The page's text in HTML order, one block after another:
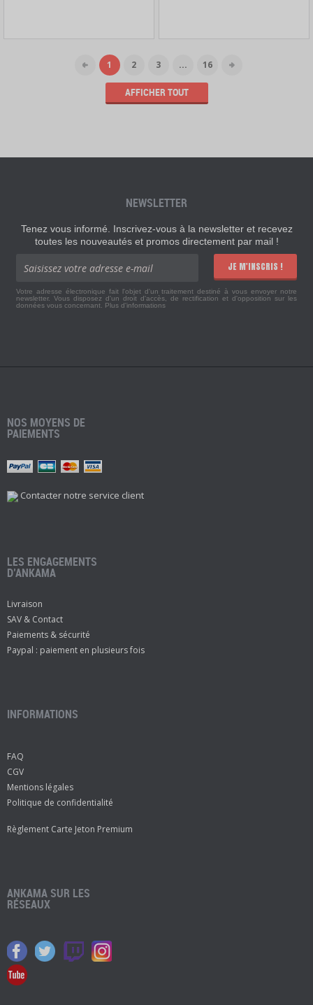
1 2 3 ... 16
AFFICHER TOUT
NEWSLETTER
Tenez vous informé. Inscrivez-vous à la newsletter et recevez
toutes les nouveautés et promos directement par mail !
JE M'INSCRIS !
Votre adresse électronique fait l'objet d'un traitement destiné à vous envoyer notre
newsletter. Vous disposez d'un droit d'accès, de rectification et d'opposition sur les
données vous concernant. Plus d'informations
NOS MOYENS DE
PAIEMENTS
Contacter notre service client
LES ENGAGEMENTS
D’ANKAMA
Livraison
SAV & Contact
Paiements & sécurité
Paypal : paiement en plusieurs fois
INFORMATIONS
FAQ
CGV
Mentions légales
Politique de confidentialité
Règlement Carte Jeton Premium
ANKAMA SUR LES
RÉSEAUX